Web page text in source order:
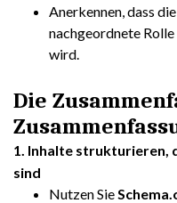
Anerkennen, dass
nachgeordnete
wird.
Die
1. Inhalte strukturieren,
sind
Nutzen Sie